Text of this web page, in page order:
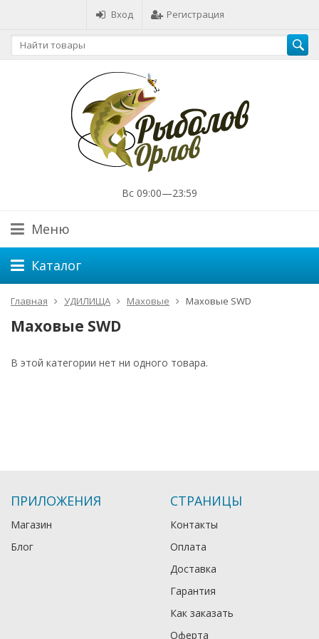
Вход Регистрация
Вс 09:00—23:59
Меню
Каталог
Главная УДИЛИЩА Маховые Маховые SWD
Маховые SWD
В этой категории нет ни одного товара.
ПРИЛОЖЕНИЯ
Магазин
Блог
СТРАНИЦЫ
Контакты
Оплата
Доставка
Гарантия
Как заказать
Оферта